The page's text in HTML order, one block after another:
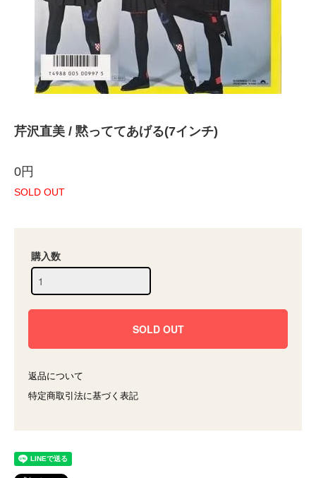
芹沢直美 / 黙っててあげる(7インチ)
0円
SOLD OUT
購入数
返品について
特定商取引法に基づく表記